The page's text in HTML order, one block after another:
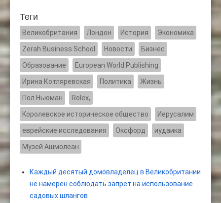
Теги
Великобритания Лондон История Экономика
Zerah Business School Новости Бизнес
Образование European World Publishing
Ирина Котляревская Политика Жизнь
Пол Ньюман Rolex,
Kоролевское историческое общество Иерусалим
еврейские исследования Оксфорд иудаика
Музей Ашмолеан
Каждый десятый домовладелец в Великобритании
не намерен соблюдать запрет на использование
садовых шлангов